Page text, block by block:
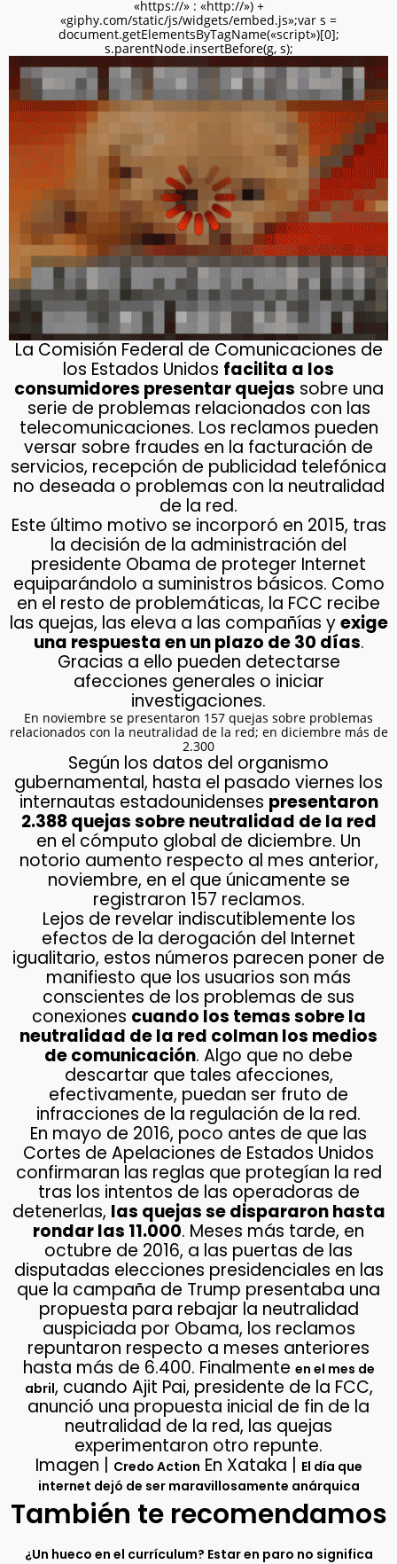
«https://» : «http://») +
«giphy.com/static/js/widgets/embed.js»;var s =
document.getElementsByTagName(«script»)[0];
s.parentNode.insertBefore(g, s);
La Comisión Federal de Comunicaciones de
los Estados Unidos facilita a los
consumidores presentar quejas sobre una
serie de problemas relacionados con las
telecomunicaciones. Los reclamos pueden
versar sobre fraudes en la facturación de
servicios, recepción de publicidad telefónica
no deseada o problemas con la neutralidad
de la red.
Este último motivo se incorporó en 2015, tras
la decisión de la administración del
presidente Obama de proteger Internet
equiparándolo a suministros básicos. Como
en el resto de problemáticas, la FCC recibe
las quejas, las eleva a las compañías yexige
una respuesta en un plazo de 30 días.
Gracias a ello pueden detectarse
afecciones generales o iniciar
investigaciones.
En noviembre se presentaron 157 quejas sobre problemas
relacionados con la neutralidad de la red; en diciembre más de
2.300
Según los datos del organismo
gubernamental, hasta el pasado viernes los
internautas estadounidenses presentaron
2.388 quejas sobre neutralidad de la red
en el cómputo global de diciembre. Un
notorio aumento respecto al mes anterior,
noviembre, en el que únicamente se
registraron 157 reclamos.
Lejos de revelar indiscutiblemente los
efectos de la derogación del Internet
igualitario, estos números parecen poner de
manifiesto que los usuarios son más
conscientes de los problemas de sus
conexiones cuando los temas sobre la
neutralidad de la red colman los medios
de comunicación. Algo que no debe
descartar que tales afecciones,
efectivamente, puedan ser fruto de
infracciones de la regulación de la red.
En mayo de 2016, poco antes de que las
Cortes de Apelaciones de Estados Unidos
confirmaran las reglas que protegían la red
tras los intentos de las operadoras de
detenerlas, las quejas se dispararon hasta
rondar las 11.000. Meses más tarde, en
octubre de 2016, a las puertas de las
disputadas elecciones presidenciales en las
que la campaña de Trump presentaba una
propuesta para rebajar la neutralidad
auspiciada por Obama, los reclamos
repuntaron respecto a meses anteriores
hasta más de 6.400. Finalmente en el mes de
abril, cuando Ajit Pai, presidente de la FCC,
anunció una propuesta inicial de fin de la
neutralidad de la red, las quejas
experimentaron otro repunte.
Imagen |
Credo Action En Xataka |
El día que
internet dejó de ser maravillosamente anárquica
También te recomendamos
¿Un hueco en el currículum? Estar en paro no significa